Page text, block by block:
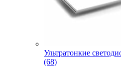
Ультратонкие
(68)